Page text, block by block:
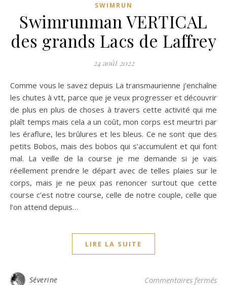
SWIMRUN
Swimrunman VERTICAL
des grands Lacs de Laffrey
24 août 2022
Comme vous le savez depuis La transmaurienne j’enchaîne
les chutes à vtt, parce que je veux progresser et découvrir
de plus en plus de choses à travers cette activité qui me
plaît temps mais cela a un coût, mon corps est meurtri par
les éraflure, les brûlures et les bleus. Ce ne sont que des
petits Bobos, mais des bobos qui s’accumulent et qui font
mal. La veille de la course je me demande si je vais
réellement prendre le départ avec de telles plaies sur le
corps, mais je ne peux pas renoncer surtout que cette
course c’est notre course, celle de notre couple, celle que
l’on attend depuis…
LIRE LA SUITE
Séverine Commentaires fermés